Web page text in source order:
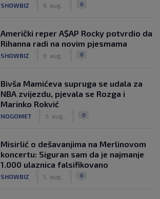
SHOWBIZ 6. aug. 0
Američki reper A$AP Rocky potvrdio da
Rihanna radi na novim pjesmama
SHOWBIZ 6. aug. 0
Bivša Mamićeva supruga se udala za
NBA zvijezdu, pjevala se Rozga i
Marinko Rokvić
NOGOMET 5. aug. 0
Misirlić o dešavanjima na Merlinovom
koncertu: Siguran sam da je najmanje
1.000 ulaznica falsifikovano
SHOWBIZ 5. aug. 0